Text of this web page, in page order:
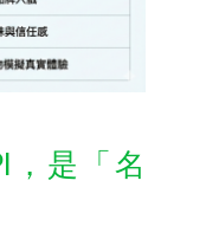
，是「名